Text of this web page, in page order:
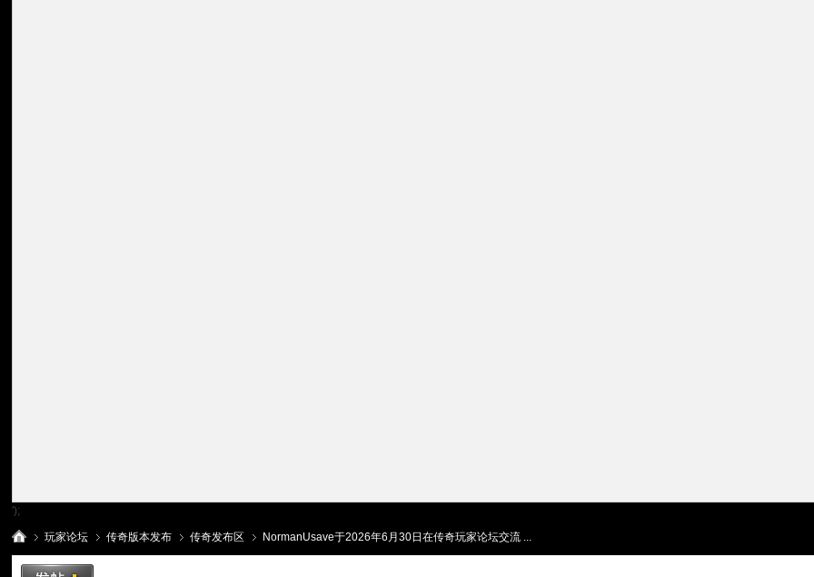
');
玩家论坛 传奇版本发布 传奇发布区 NormanUsave于2026年6月30日在传奇玩家论坛交流 ...